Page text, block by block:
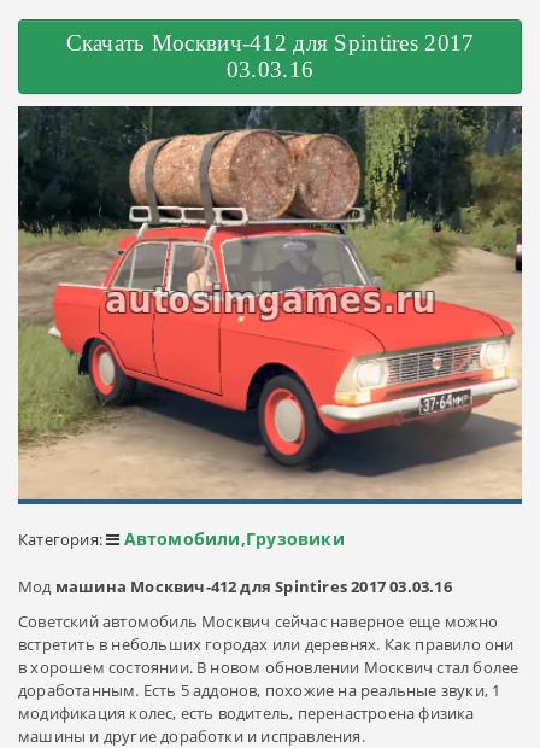
Скачать Москвич-412 для Spintires 2017
03.03.16
Категория: Автомобили,Грузовики
Мод машина Москвич-412 для Spintires 2017 03.03.16
Советский автомобиль Москвич сейчас наверное еще можно
встретить в небольших городах или деревнях. Как правило они
в хорошем состоянии. В новом обновлении Москвич стал более
доработанным. Есть 5 аддонов, похожие на реальные звуки, 1
модификация колес, есть водитель, перенастроена физика
машины и другие доработки и исправления.